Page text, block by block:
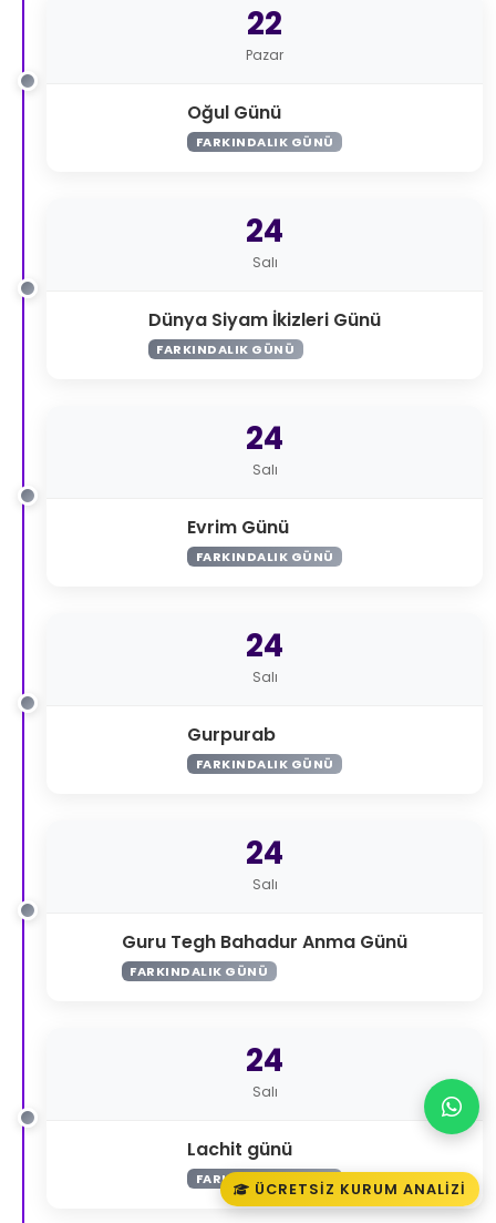
22
Pazar
Oğul Günü
FARKINDALIK GÜNÜ
24
Salı
Dünya Siyam İkizleri Günü
FARKINDALIK GÜNÜ
24
Salı
Evrim Günü
FARKINDALIK GÜNÜ
24
Salı
Gurpurab
FARKINDALIK GÜNÜ
24
Salı
Guru Tegh Bahadur Anma Günü
FARKINDALIK GÜNÜ
24
Salı
Lachit günü
FARKINDALIK GÜNÜ
ÜCRETSIZ KURUM ANALIZI